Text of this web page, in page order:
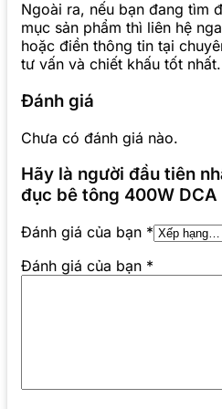
Ngoài ra, nếu bạn đang tìm
mục sản phẩm thì liên hệ
hoặc điền thông tin tại
tư vấn và chiết khấu tốt nhất.
Đánh giá
Chưa có đánh giá nào.
Hãy là người đầu tiên
đục bê tông 400W DCA
Đánh giá của bạn *
Đánh giá của bạn *